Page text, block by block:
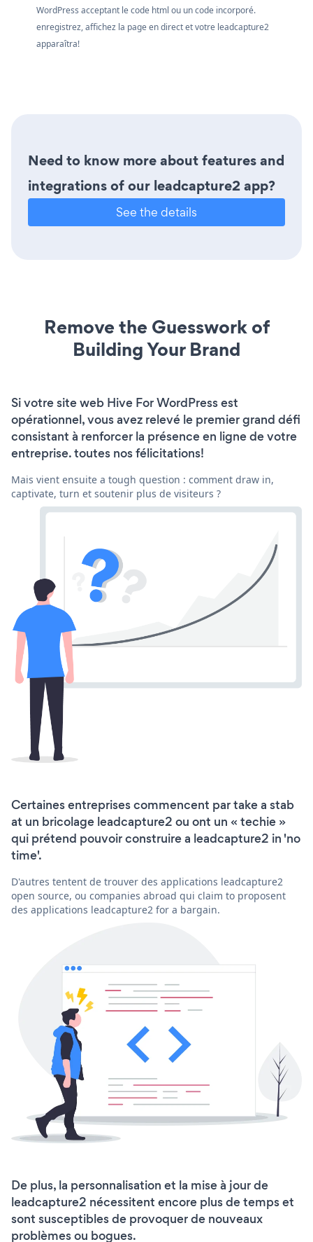
WordPress acceptant le code html ou un code incorporé.
enregistrez, affichez la page en direct et votre leadcapture2
apparaîtra!
Need to know more about features and
integrations of our leadcapture2 app?
See the details
Remove the Guesswork of
Building Your Brand
Si votre site web Hive For WordPress est
opérationnel, vous avez relevé le premier grand défi
consistant à renforcer la présence en ligne de votre
entreprise. toutes nos félicitations!
Mais vient ensuite a tough question : comment draw in,
captivate, turn et soutenir plus de visiteurs ?
Certaines entreprises commencent par take a stab
at un bricolage leadcapture2 ou ont un « techie »
qui prétend pouvoir construire a leadcapture2 in 'no
time'.
D'autres tentent de trouver des applications leadcapture2
open source, ou companies abroad qui claim to proposent
des applications leadcapture2 for a bargain.
De plus, la personnalisation et la mise à jour de
leadcapture2 nécessitent encore plus de temps et
sont susceptibles de provoquer de nouveaux
problèmes ou bogues.